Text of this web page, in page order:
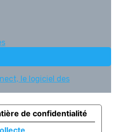
le logiciel des
de confidentialité